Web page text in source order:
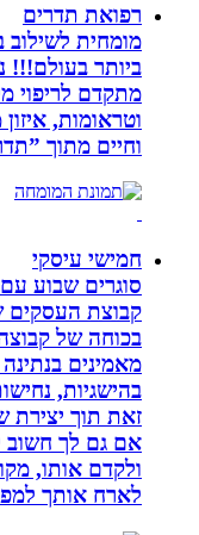
רפואת תדרים
מומחית לשילוב
מתקדם לריפוי
וטראומות, איזון
וחיים מתוך ”תדר
חמישי עיסקי
סוגרים שבוע עם
קבוצת העסקים
בכוחה של קבוצה
מאמינים בנתינה
בהישגיות, נחישות
זאת תוך יצירת
אם גם לך חשוב
ולקדם אותו,
לארח אותך